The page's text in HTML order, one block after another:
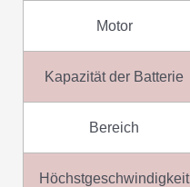
Motor
Kapazität der Batterie
Bereich
Höchstgeschwindigkeit